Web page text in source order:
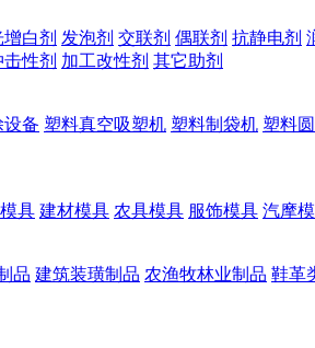
白剂 发泡剂 交联剂 偶联剂 抗静电剂
性剂 加工改性剂 其它助剂
设备 塑料真空吸塑机 塑料制袋机 塑料
具 建材模具 农具模具 服饰模具 汽摩
品 建筑装璜制品 农渔牧林业制品 鞋革